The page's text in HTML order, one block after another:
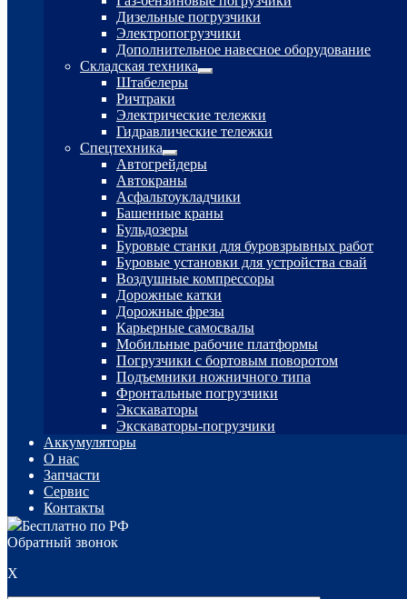
меню
вложенное
меню
Дизельные погрузчики
Электропогрузчики
Дополнительное навесное оборудование
Складская техника
Развернутое
Штабелеры
Ричтраки
Электрические тележки
Гидравлические тележки
Спецтехника
Развернутое
вложенное
меню
Автогрейдеры
Автокраны
Асфальтоукладчики
Башенные краны
Бульдозеры
Буровые станки для буровзрывных работ
Буровые установки для устройства свай
Воздушные компрессоры
Дорожные катки
Дорожные фрезы
Карьерные самосвалы
Мобильные рабочие платформы
Погрузчики с бортовым поворотом
Подъемники ножничного типа
Фронтальные погрузчики
Экскаваторы
Экскаваторы-погрузчики
Аккумуляторы
О нас
Запчасти
Сервис
Контакты
Бесплатно по РФ
Обратный звонок
X